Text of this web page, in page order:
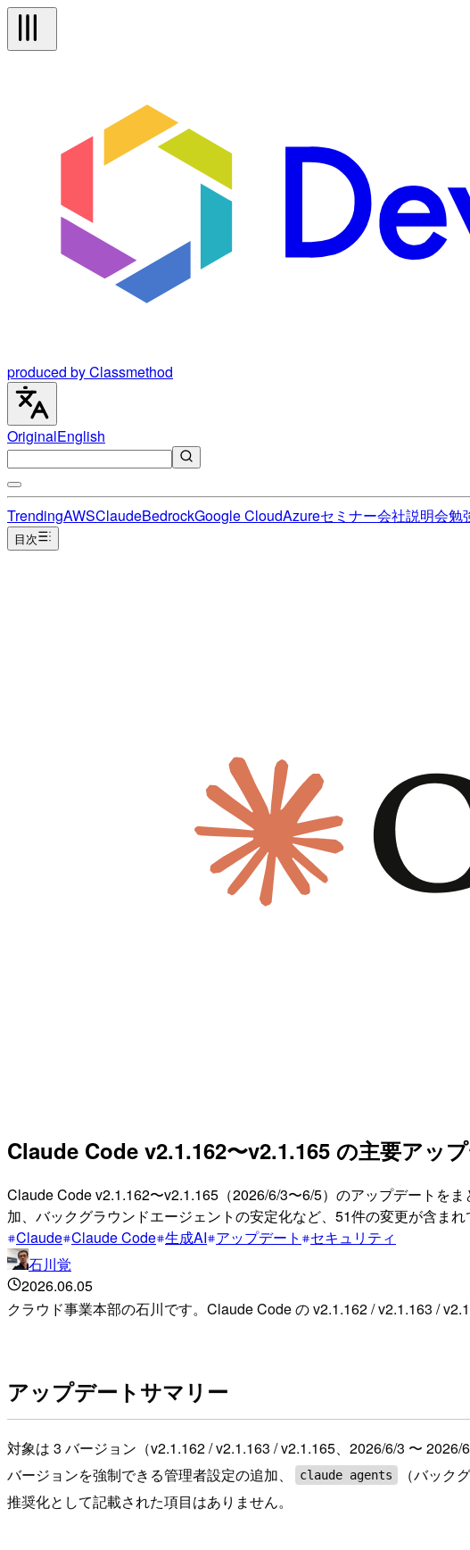
produced by Classmethod
OriginalEnglish
TrendingAWSClaudeBedrockGoogle CloudAzureセミナー会社説明会勉
目次
Claude Code v2.1.162〜v2.1.165 の主要アッ
Claude Code v2.1.162〜v2.1.165（2026/6/3〜6/5）のアップデートを
加、バックグラウンドエージェントの安定化など、51件の変更が含まれ
Claude Claude Code 生成AI アップデート
セキュリティ
石川覚
2026.06.05
クラウド事業本部の石川です。Claude Code の v2.1.162 / v2.1.163 /
アップデートサマリー
対象は 3 バージョン（v2.1.162 / v2.1.163 / v2.1.165、2026/6/3 〜
バージョンを強制できる管理者設定の追加、
claude agents （バック
推奨化として記載された項目はありません。